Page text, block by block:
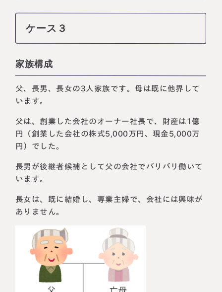
ケース３
家族構成
父、長男、長女の3人家族です。母は既に他界して
います。
父は、創業した会社のオーナー社長で、財産は1億
円（創業した会社の株式5,000万円、現金5,000万
円）でした。
長男が後継者候補として父の会社でバリバリ働いて
います。
長女は、既に結婚し、専業主婦で、会社には興味が
ありません。